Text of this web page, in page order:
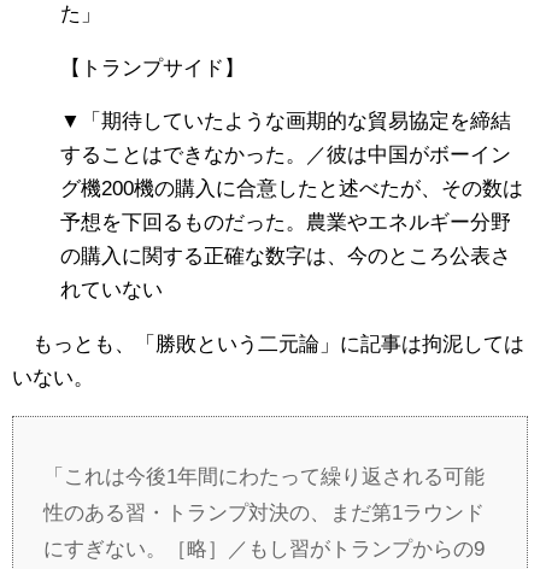
た」
【トランプサイド】
▼「期待していたような画期的な貿易協定を締結
することはできなかった。／彼は中国がボーイン
グ機200機の購入に合意したと述べたが、その数は
予想を下回るものだった。農業やエネルギー分野
の購入に関する正確な数字は、今のところ公表さ
れていない
もっとも、「勝敗という二元論」に記事は拘泥しては
いない。
「これは今後1年間にわたって繰り返される可能
性のある習・トランプ対決の、まだ第1ラウンド
にすぎない。［略］／もし習がトランプからの9